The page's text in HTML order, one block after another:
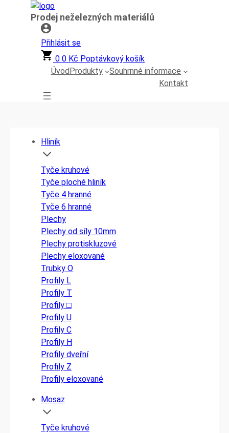
Přeskočit
Prodej neželezných materiálů
Přihlásit se
0 0 Kč Poptávkový košík
ÚvodProdukty
Souhrnné informace
Kontakt
Hliník
Tyče kruhové
Tyče ploché hliník
Tyče 4 hranné
Tyče 6 hranné
Plechy
Plechy od síly 10mm
Plechy protiskluzové
Plechy eloxované
Trubky O
Profily L
Profily T
Profily □
Profily U
Profily C
Profily H
Profily dveřní
Profily Z
Profily eloxované
Mosaz
Tyče kruhové